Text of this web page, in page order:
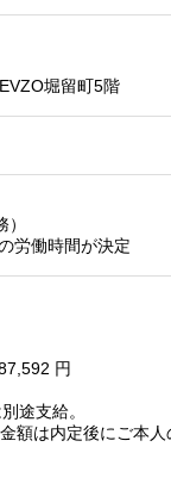
堀留町5階
労働時間が決定
円
途支給。
額は内定後にご本